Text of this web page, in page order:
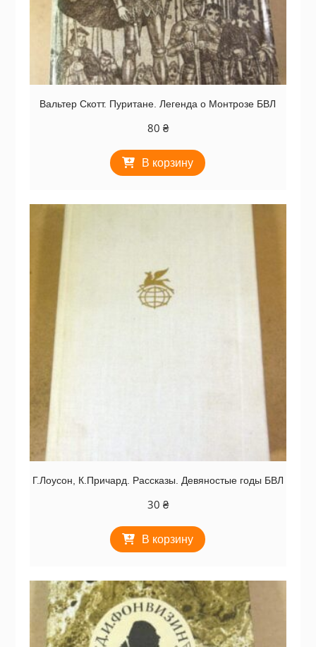
Вальтер Скотт. Пуритане. Легенда о Монтрозе БВЛ
80 ₴
В корзину
Г.Лоусон, К.Причард. Рассказы. Девяностые годы БВЛ
30 ₴
В корзину